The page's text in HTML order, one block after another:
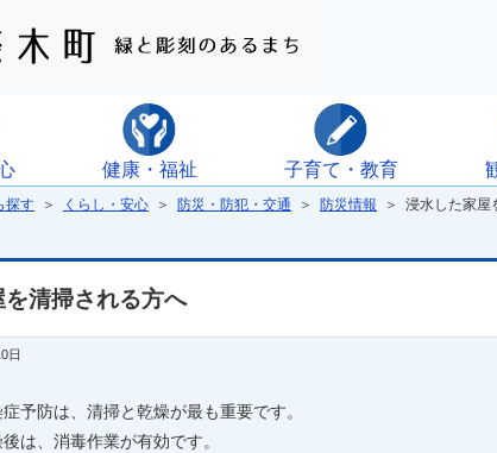
健康・福祉 子育て・教育
探す ＞ くらし・安心 ＞ 防災・防犯・交通 ＞ 防災情報 ＞ 浸水した家屋
清掃される方へ
日
予防は、清掃と乾燥が最も重要です。
は、消毒作業が有効です。